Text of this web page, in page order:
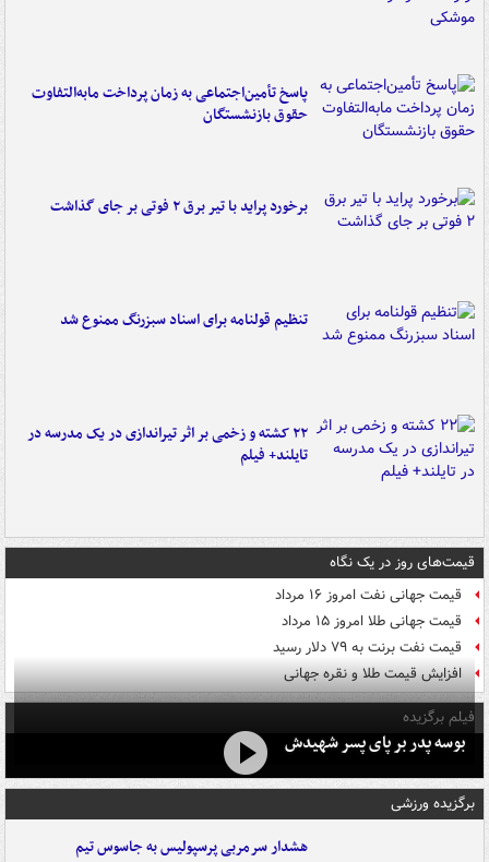
پاسخ تأمین‌اجتماعی به زمان پرداخت مابه‌التفاوت
حقوق بازنشستگان
برخورد پراید با تیر برق ۲ فوتی بر جای گذاشت
تنظیم قولنامه برای اسناد سبزرنگ ممنوع شد
۲۲ کشته و زخمی بر اثر تیراندازی در یک مدرسه در
تایلند+ فیلم
قیمت‌های روز در یک نگاه
قیمت جهانی نفت امروز ۱۶ مرداد
قیمت جهانی طلا امروز ۱۵ مرداد
قیمت نفت برنت به ۷۹ دلار رسید
افزایش قیمت طلا و نقره جهانی
فیلم برگزیده
بوسه‌ پدر بر پای پسر شهیدش
برگزیده ورزشی
هشدار سرمربی پرسپولیس به جاسوس تیم